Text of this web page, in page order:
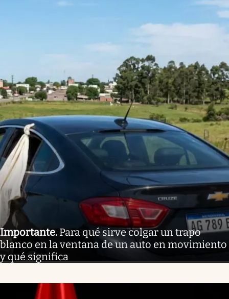
Importante. Para qué sirve colgar un trapo
blanco en la ventana de un auto en movimiento
y qué significa